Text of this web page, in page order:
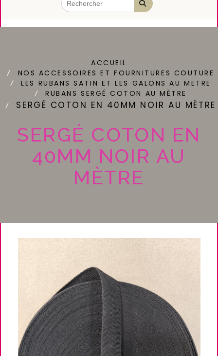
ACCUEIL
NOS ACCESSOIRES ET FOURNITURES COUTURE
LES RUBANS SATIN ET LES GALONS AU METRE
RUBANS SERGÉ COTON AU MÈTRE
SERGÉ COTON EN 40MM NOIR AU MÈTRE
SERGÉ COTON EN
40MM NOIR AU
MÈTRE